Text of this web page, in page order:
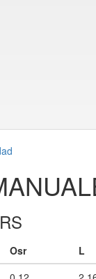
Osr
L